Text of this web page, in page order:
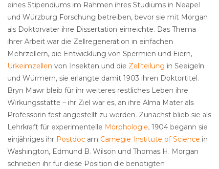
eines Stipendiums im Rahmen ihres Studiums in Neapel
und Würzburg Forschung betreiben, bevor sie mit Morgan
als Doktorvater ihre Dissertation einreichte. Das Thema
ihrer Arbeit war die Zellregeneration in einfachen
Mehrzellern, die Entwicklung von Spermien und Eiern,
Urkeimzellen von Insekten und die Zellteilung in Seeigeln
und Würmern, sie erlangte damit 1903 ihren Doktortitel.
Bryn Mawr bleib für ihr weiteres restliches Leben ihre
Wirkungsstätte – ihr Ziel war es, an ihre Alma Mater als
Professorin fest angestellt zu werden. Zunächst blieb sie als
Lehrkraft für experimentelle Morphologie, 1904 begann sie
einjähriges ihr Postdoc am Carnegie Institute of Science in
Washington, Edmund B. Wilson und Thomas H. Morgan
schrieben ihr für diese Position die benötigten